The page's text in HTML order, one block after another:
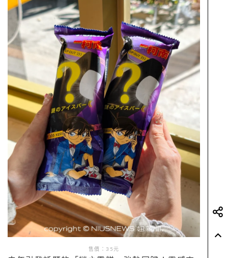
售價：35元